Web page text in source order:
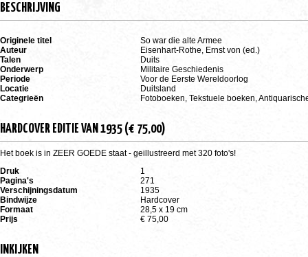
BESCHRIJVING
Originele titel
So war die alte Armee
Auteur
Eisenhart-Rothe, Ernst von (ed.)
Talen
Duits
Onderwerp
Militaire Geschiedenis
Periode
Voor de Eerste Wereldoorlog
Locatie
Duitsland
Categrieën
Fotoboeken, Tekstuele boeken,
HARDCOVER EDITIE VAN 1935 (€ 75,00)
Het boek is in ZEER GOEDE staat - geillustreerd met 320 foto's!
Druk
1
Pagina's
271
Verschijningsdatum
1935
Bindwijze
Hardcover
Formaat
28,5 x 19 cm
Prijs
€ 75,00
INKIJKEN